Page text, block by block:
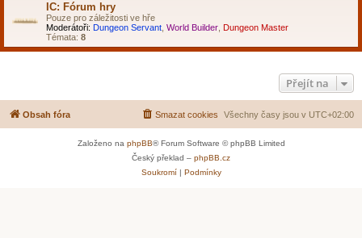
IC: Fórum hry
Pouze pro záležitosti ve hře
Moderátoři: Dungeon Servant World Builder Dungeon Master
Témata: 8
Přejít na
Obsah fóra Všechny časy jsou v UTC+02:00
Smazat cookies
Založeno na phpBB® Forum Software © phpBB Limited
Český překlad – phpBB.cz
Soukromí| Podmínky